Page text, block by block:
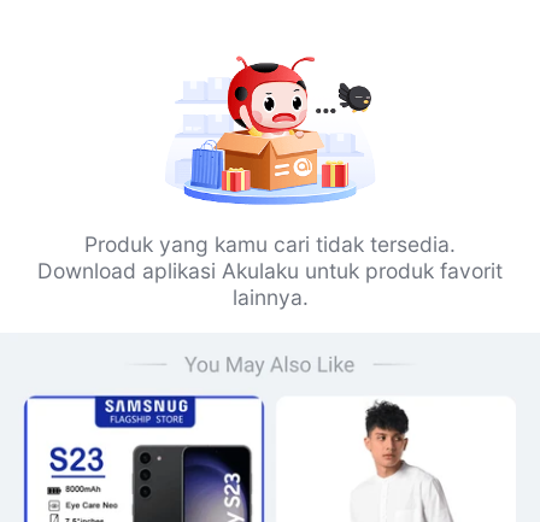
Produk yang kamu cari tidak tersedia.
Download aplikasi Akulaku untuk produk favorit
lainnya.